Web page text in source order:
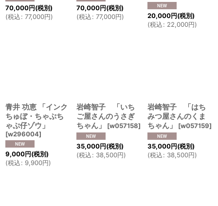
70,000円(税別)
(税込: 77,000円)
70,000円(税別)
(税込: 77,000円) 20,000円(税別)
(税込: 22,000円)
青井 功恵 「インク
ちゅぼ・ちゃぷち
ゃぷ仔ゾウ」
[w296004]
9,000円(税別)
(税込: 9,900円)
岩崎智子 「いち
ご屋さんのうさぎ
ちゃん」
[w057158]
35,000円(税別)
(税込: 38,500円)
岩崎智子 「はち
みつ屋さんのくま
ちゃん」
[w057159]
35,000円(税別)
(税込: 38,500円)